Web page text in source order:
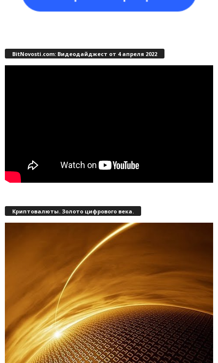
BitNovosti.com: Видеодайджест от 4 апреля 2022
Криптовалюты. Золото цифрового века.